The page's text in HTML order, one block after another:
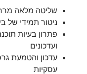
שליטה מלאה
ניטור תמידי של
פתרון בעיות
ועדכונים
עדכון והטמעת
עסקיות